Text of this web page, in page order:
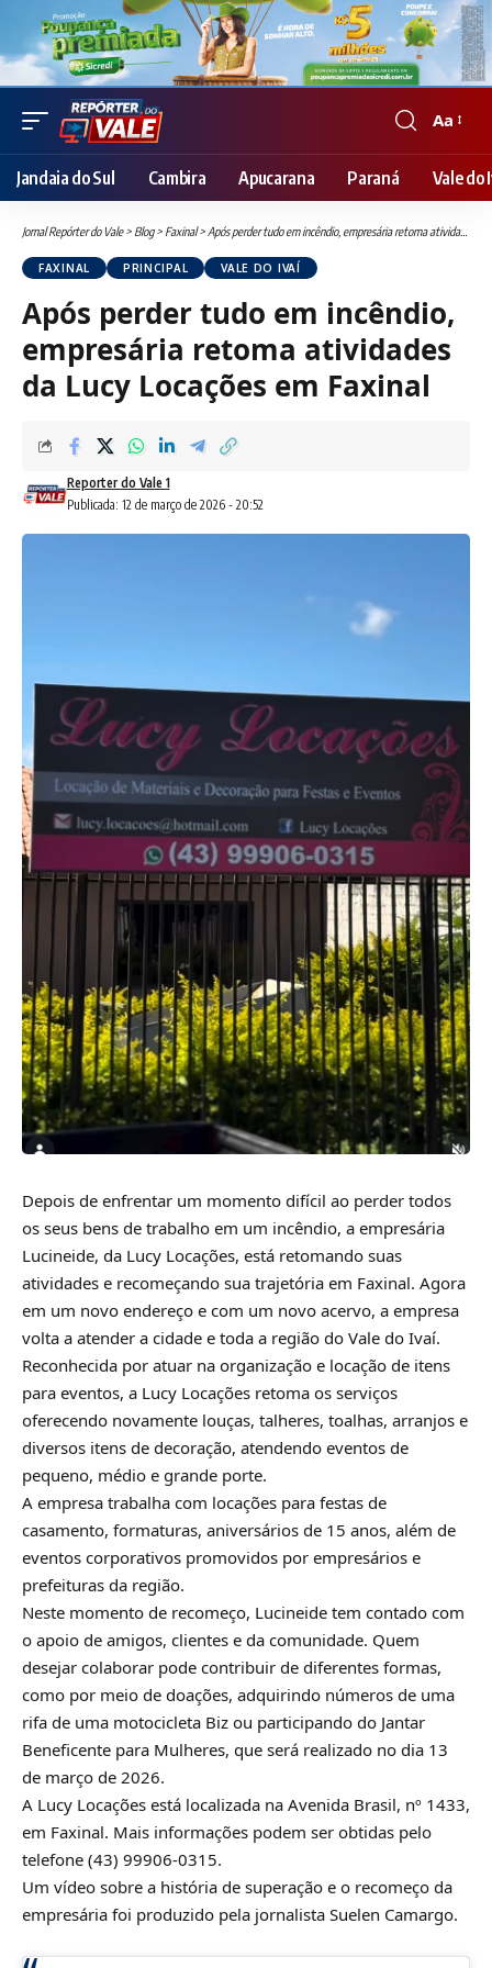
Font
Resizer
Aa
Jandaia do Sul Cambira Apucarana Paraná Vale do
Jornal Repórter do Vale> Blog> Faxinal>Após perder tudo em incêndio, empresária retoma atividades da Lucy Locações em Faxinal
FAXINAL PRINCIPAL VALE DO IVAÍ
Após perder tudo em incêndio,
empresária retoma atividades
da Lucy Locações em Faxinal
Publicada: 12 de março de 2026 - 20:52
Reporter do Vale 1
Depois de enfrentar um momento difícil ao perder todos
os seus bens de trabalho em um incêndio, a empresária
Lucineide, da Lucy Locações, está retomando suas
atividades e recomeçando sua trajetória em Faxinal. Agora
em um novo endereço e com um novo acervo, a empresa
volta a atender a cidade e toda a região do Vale do Ivaí.
Reconhecida por atuar na organização e locação de itens
para eventos, a Lucy Locações retoma os serviços
oferecendo novamente louças, talheres, toalhas, arranjos e
diversos itens de decoração, atendendo eventos de
pequeno, médio e grande porte.
A empresa trabalha com locações para festas de
casamento, formaturas, aniversários de 15 anos, além de
eventos corporativos promovidos por empresários e
prefeituras da região.
Neste momento de recomeço, Lucineide tem contado com
o apoio de amigos, clientes e da comunidade. Quem
desejar colaborar pode contribuir de diferentes formas,
como por meio de doações, adquirindo números de uma
rifa de uma motocicleta Biz ou participando do Jantar
Beneficente para Mulheres, que será realizado no dia 13
de março de 2026.
A Lucy Locações está localizada na Avenida Brasil, nº 1433,
em Faxinal. Mais informações podem ser obtidas pelo
telefone (43) 99906-0315.
Um vídeo sobre a história de superação e o recomeço da
empresária foi produzido pela jornalista Suelen Camargo.